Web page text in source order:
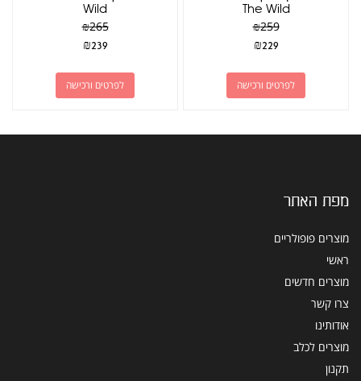
The Wild
₪259
₪229
לפרטים ורכישה
Wild
₪265
₪239
לפרטים ורכישה
מפת האתר
מוצרים פופולריים
ראשי
מוצרים חדשים
צרו קשר
אודותינו
מוצרים לכלב
תקנון